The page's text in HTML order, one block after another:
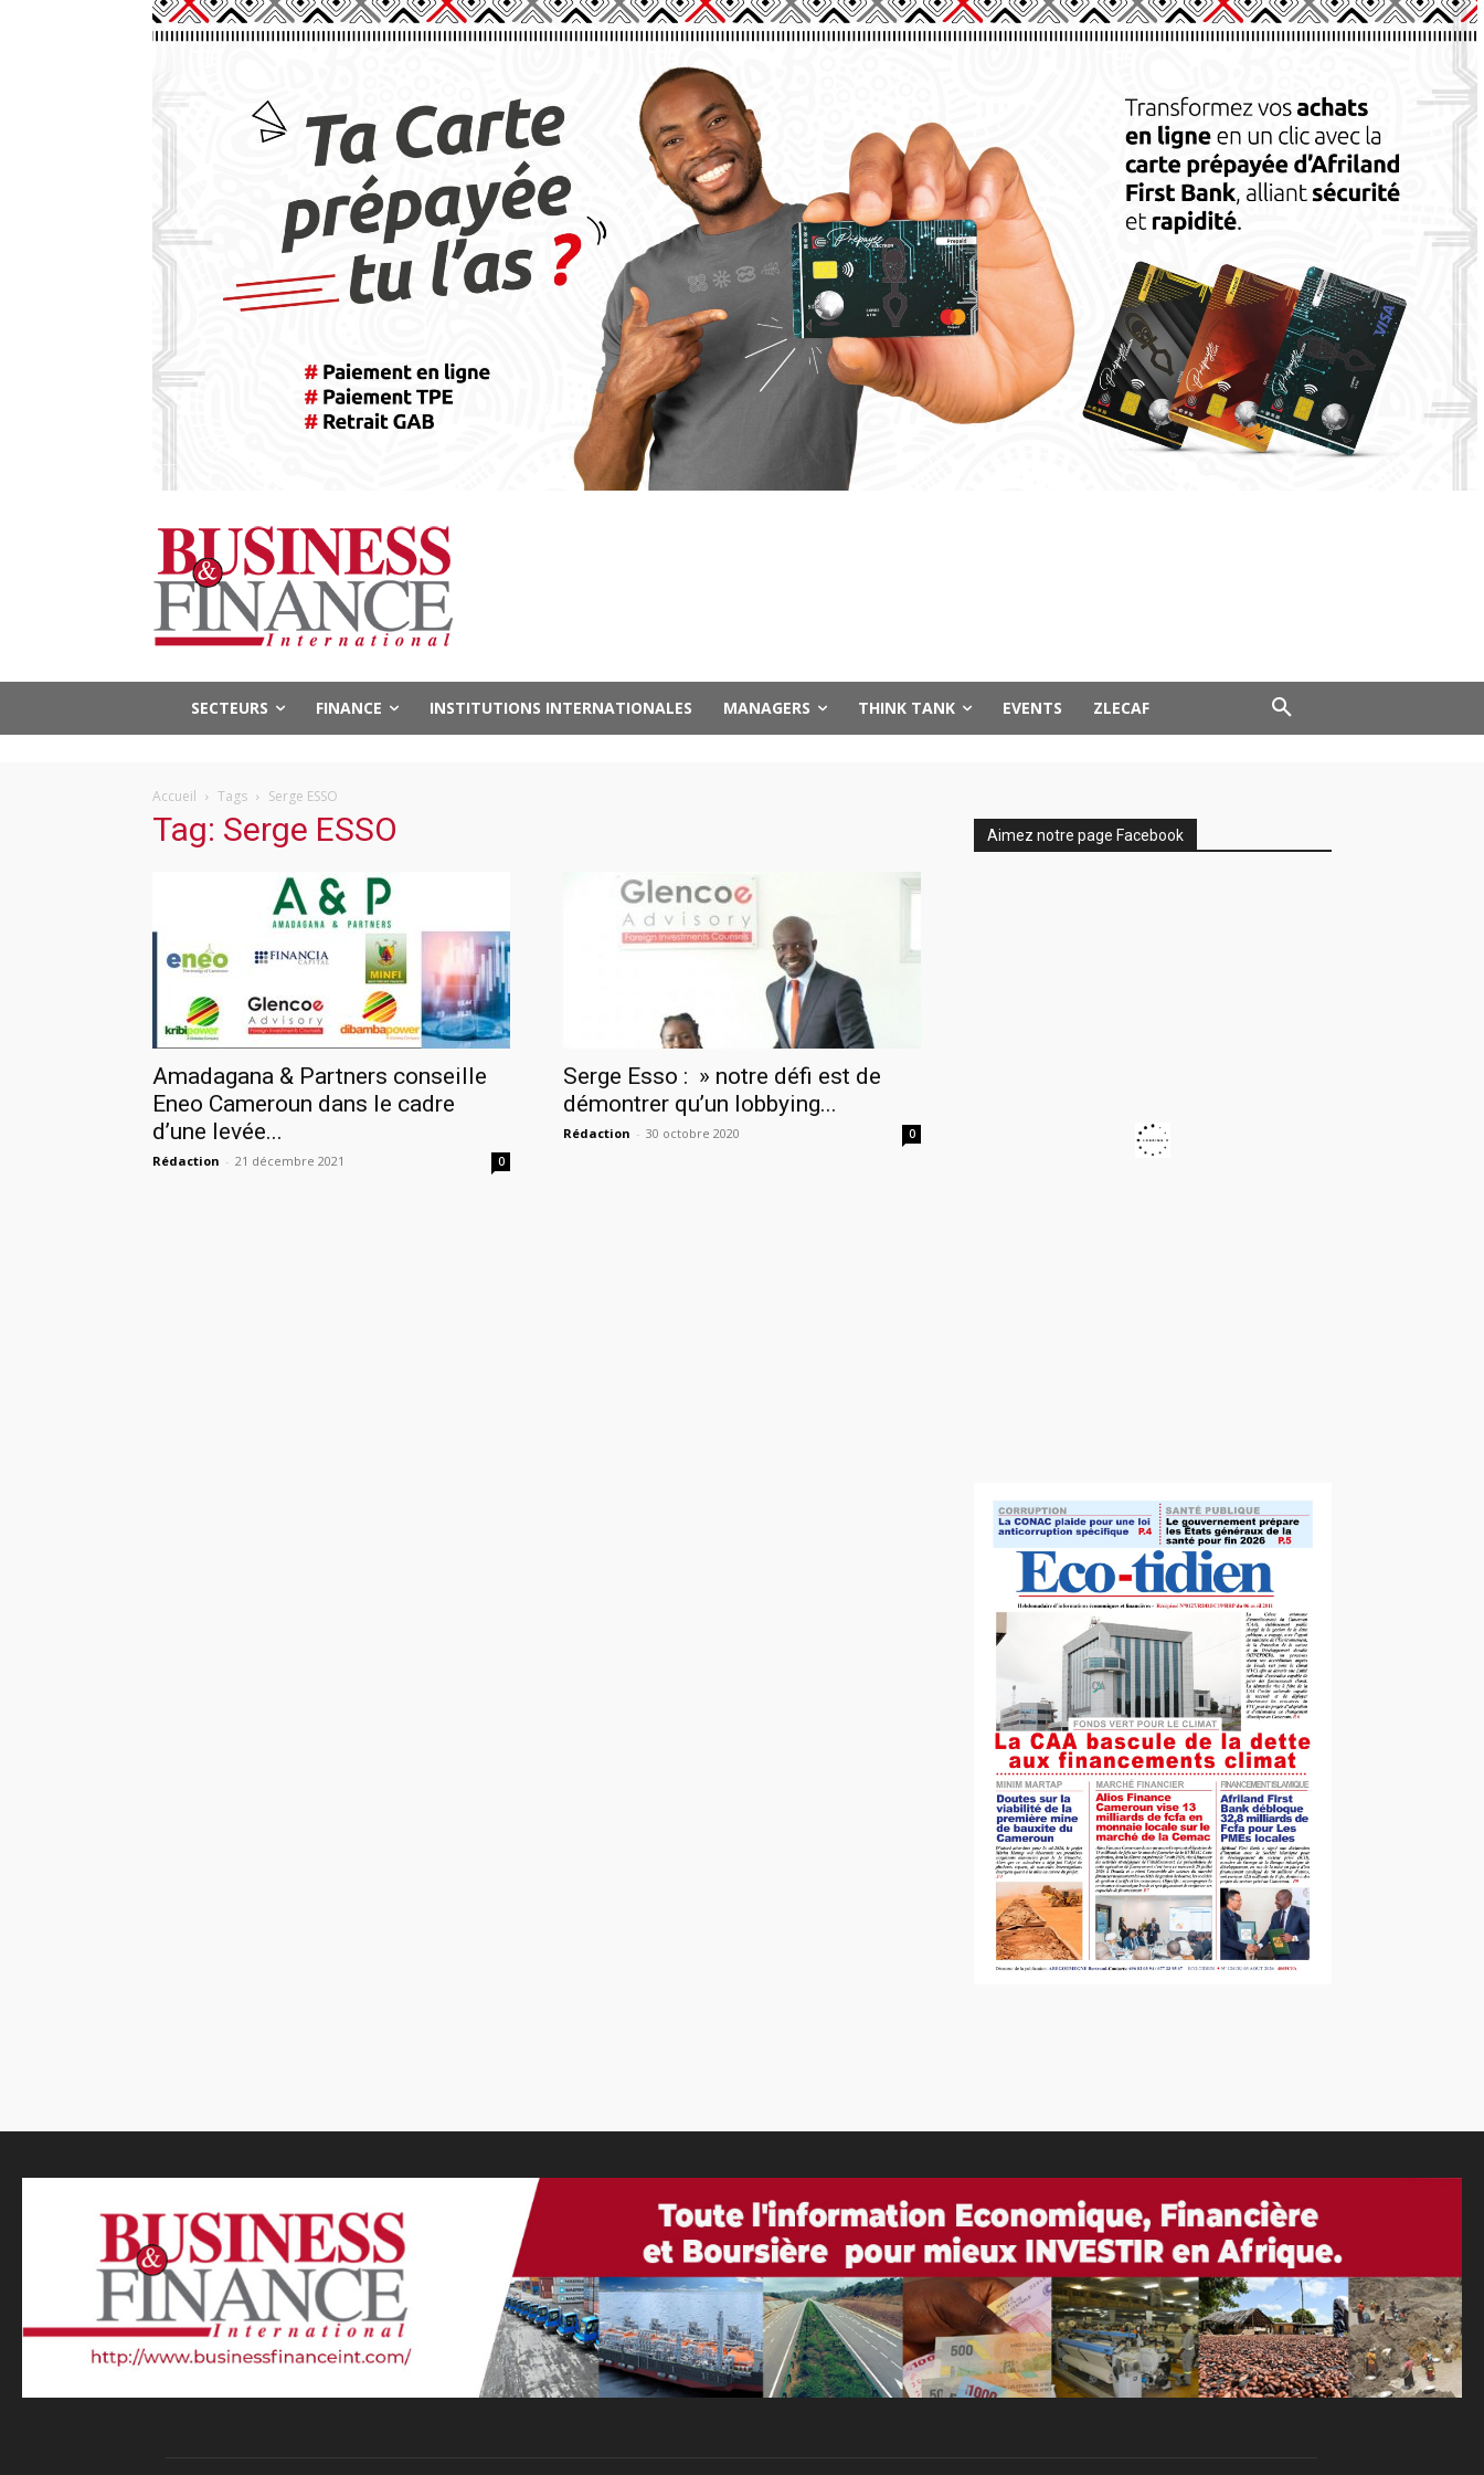
SECTEURS FINANCE INSTITUTIONS INTERNATIONALES MANAGERS THINK TANK EVENTS ZLECAF
Accueil Tags Serge ESSO
Tag: Serge ESSO
Amadagana & Partners conseille
Eneo Cameroun dans le cadre
d’une levée...
Rédaction - 21 décembre 2021 0
Serge Esso : » notre défi est de
démontrer qu’un lobbying...
Rédaction - 30 octobre 2020 0
Aimez notre page Facebook